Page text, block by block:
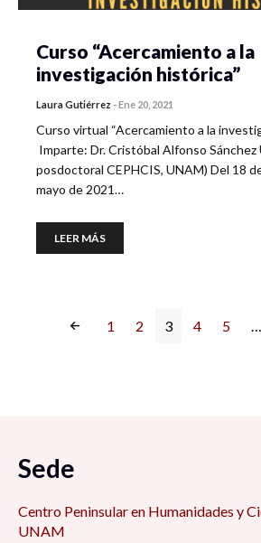
Curso “Acercamiento a la
investigación histórica”
Laura Gutiérrez -Ene 20, 2021
Curso virtual “Acercamiento a la
Imparte: Dr. Cristóbal Alfonso Sánchez
posdoctoral CEPHCIS, UNAM) Del 18
mayo de 2021…
LEER MÁS
1 2 3 4 5 …
Sede
Centro Peninsular en Humanidades y
UNAM